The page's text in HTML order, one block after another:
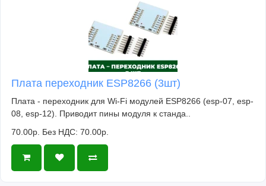
Плата переходник ESP8266 (3шт)
Плата - переходник для Wi-Fi модулей ESP8266 (esp-07, esp-
08, esp-12). Приводит пины модуля к станда..
70.00р. Без НДС: 70.00р.